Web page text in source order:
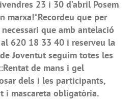
23 i 30 d’abril Posem
marxa!*Recordeu que per
que amb antelació
620 18 33 40 i reserveu la
Joventut seguim totes les
de mans i gel
dels i les participants,
i mascareta obligatòria.